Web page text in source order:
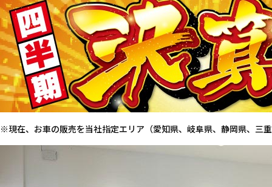
※現在、お車の販売を当社指定エリア（愛知県、岐阜県、静岡県、三